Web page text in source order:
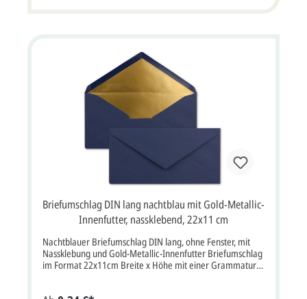
mm kleiner als die Kuverts sein.
Briefumschlag DIN lang nachtblau mit Gold-Metallic-
Innenfutter, nassklebend, 22x11 cm
Nachtblauer Briefumschlag DIN lang, ohne Fenster, mit
Nassklebung und Gold-Metallic-Innenfutter Briefumschlag
im Format 22x11cm Breite x Höhe mit einer Grammatur